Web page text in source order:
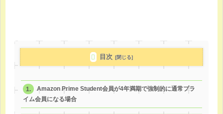
目次
Amazon Prime Student会員が4年満期で強制的に通常プラ
イム会員になる場合